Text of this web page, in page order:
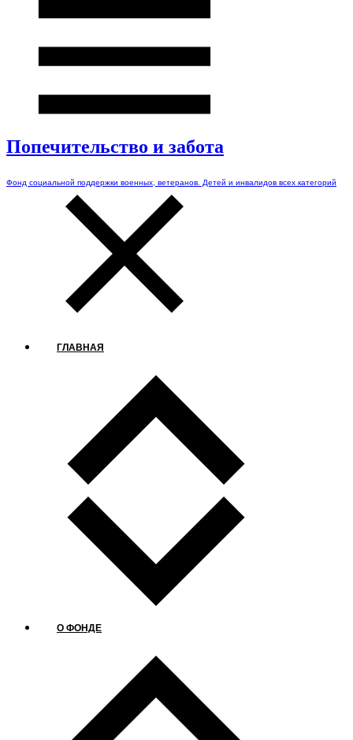
Попечительство и забота
Фонд социальной поддержки военных, ветеранов. Детей и инвалидов всех категорий
ГЛАВНАЯ
О ФОНДЕ